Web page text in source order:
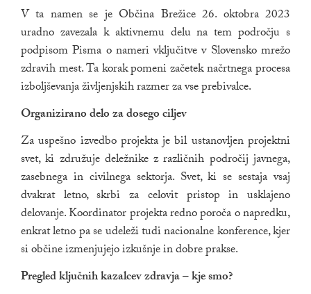
V ta namen se je Občina Brežice 26. oktobra 2023
uradno zavezala k aktivnemu delu na tem področju s
podpisom Pisma o nameri vključitve v Slovensko mrežo
zdravih mest. Ta korak pomeni začetek načrtnega procesa
izboljševanja življenjskih razmer za vse prebivalce.
Organizirano delo za dosego ciljev
Za uspešno izvedbo projekta je bil ustanovljen projektni
svet, ki združuje deležnike z različnih področij javnega,
zasebnega in civilnega sektorja. Svet, ki se sestaja vsaj
dvakrat letno, skrbi za celovit pristop in usklajeno
delovanje. Koordinator projekta redno poroča o napredku,
enkrat letno pa se udeleži tudi nacionalne konference, kjer
si občine izmenjujejo izkušnje in dobre prakse.
Pregled ključnih kazalcev zdravja – kje smo?